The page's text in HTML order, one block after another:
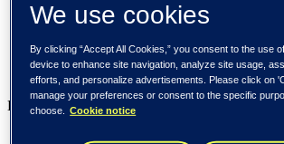
Uutishuone
Pinnalla
Asiakkaitamme
Tapahtumat
Näkemyksiä
Liiketoimintamme
We use cookies
By clicking “Accept All Cookies,” you consent to the use
device to enhance site navigation, analyze site usage,
efforts, and personalize advertisements. Please click on
manage your preferences or consent to the specific
choose.
Cookie notice